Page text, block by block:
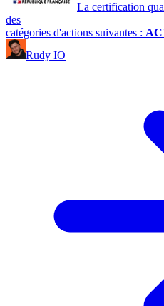
La certification
des
catégories d'actions suivantes :
Rudy IO